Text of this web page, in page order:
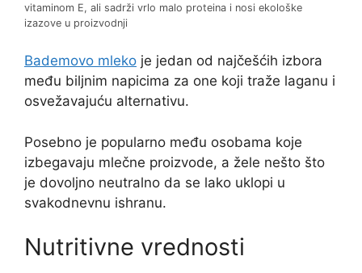
vitaminom E, ali sadrži vrlo malo proteina i nosi ekološke
izazove u proizvodnji
Bademovo mleko je jedan od najčešćih izbora
među biljnim napicima za one koji traže laganu i
osvežavajuću alternativu.
Posebno je popularno među osobama koje
izbegavaju mlečne proizvode, a žele nešto što
je dovoljno neutralno da se lako uklopi u
svakodnevnu ishranu.
Nutritivne vrednosti